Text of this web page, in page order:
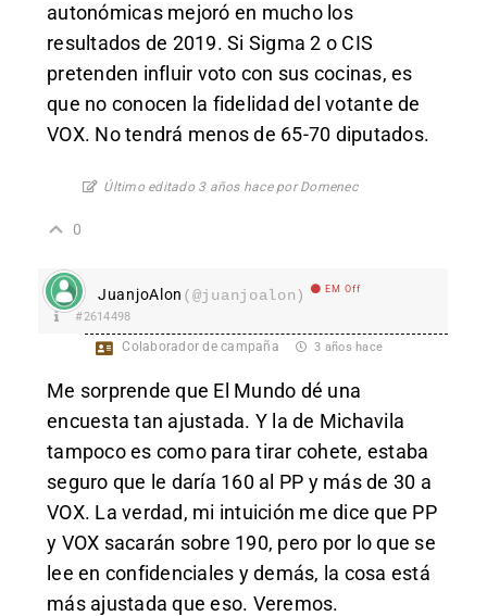
autonómicas mejoró en mucho los
resultados de 2019. Si Sigma 2 o CIS
pretenden influir voto con sus cocinas, es
que no conocen la fidelidad del votante de
VOX. No tendrá menos de 65-70 diputados.
Último editado 3 años hace por Domenec
0
JuanjoAlon (@juanjoalon) EM Off
#2614498
Colaborador de campaña 3 años hace
Me sorprende que El Mundo dé una
encuesta tan ajustada. Y la de Michavila
tampoco es como para tirar cohete, estaba
seguro que le daría 160 al PP y más de 30 a
VOX. La verdad, mi intuición me dice que PP
y VOX sacarán sobre 190, pero por lo que se
lee en confidenciales y demás, la cosa está
más ajustada que eso. Veremos.